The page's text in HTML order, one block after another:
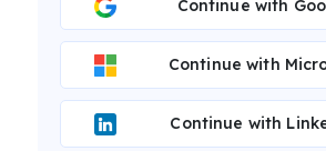
Continue with
Continue with
Continue with